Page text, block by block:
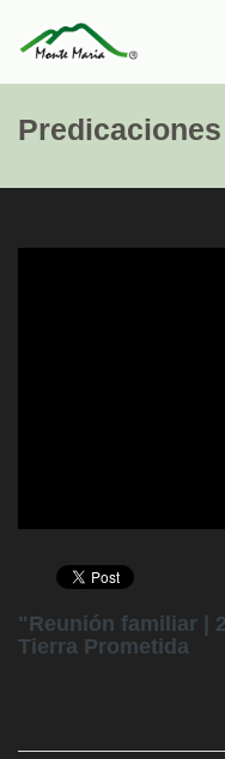
Predicaciones
"Reunión familiar |
Tierra Prometida